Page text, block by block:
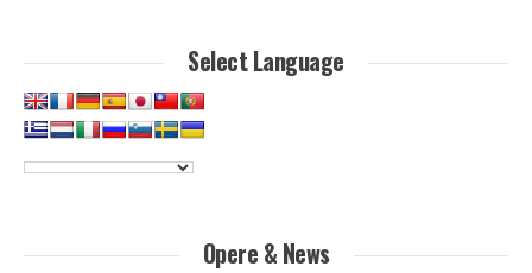
Select Language
Opere & News